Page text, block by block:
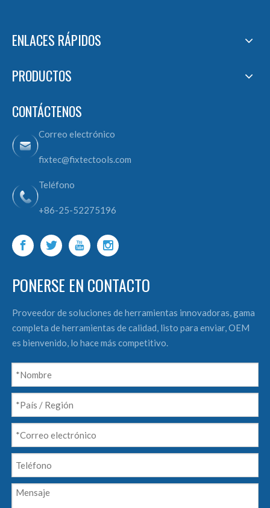
ENLACES RÁPIDOS
PRODUCTOS
CONTÁCTENOS
Correo electrónico
fixtec@fixtectools.com
Teléfono
+86-25-52275196
PONERSE EN CONTACTO
Proveedor de soluciones de herramientas innovadoras, gama
completa de herramientas de calidad, listo para enviar, OEM
es bienvenido, lo hace más competitivo.